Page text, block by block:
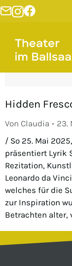
Hidden
Von Claudia
23.
/ So 25. Mai
präsentiert Lyrik
Rezitation,
Leonardo da
welches für die
zur Inspiration
Betrachten alter,